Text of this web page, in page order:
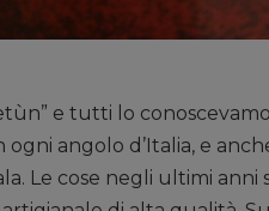
e tutti lo
angolo d’Italia, e
Le cose negli ultimi